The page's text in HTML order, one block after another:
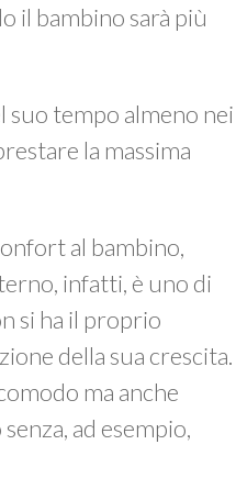
il bambino sarà più
suo tempo almeno nei
la massima
al bambino,
infatti, è uno di
si ha il proprio
della sua crescita.
ma anche
ad esempio,